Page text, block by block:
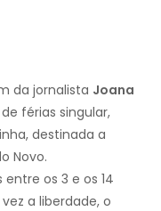
da jornalista Joana
férias singular,
destinada a
Novo.
os 3 e os 14
a liberdade, o